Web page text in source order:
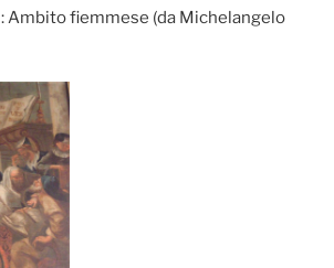
: Ambito fiemmese (da Michelangelo